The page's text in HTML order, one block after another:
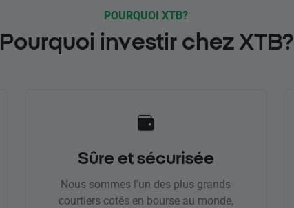
POURQUOI XTB?
Pourquoi investir chez XTB?
Sûre et sécurisée
Nous sommes l'un des plus grands
courtiers cotés en bourse au monde,